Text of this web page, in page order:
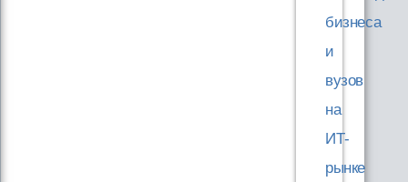
бизнеса
и
вузов
на
ИТ-
рынке